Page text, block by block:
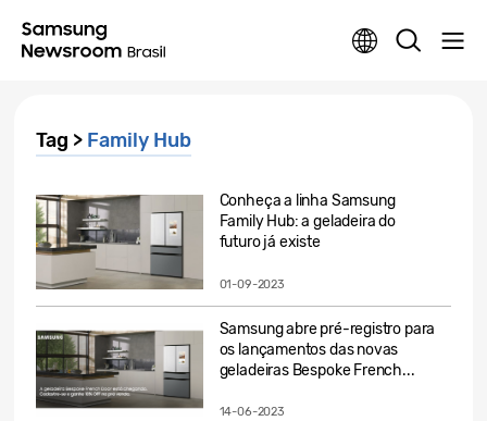
Tag > Family Hub
Conheça a linha Samsung
Family Hub: a geladeira do
futuro já existe
01-09-2023
Samsung abre pré-registro para
os lançamentos das novas
geladeiras Bespoke French...
14-06-2023